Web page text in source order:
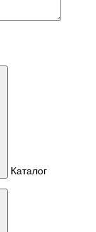
Каталог